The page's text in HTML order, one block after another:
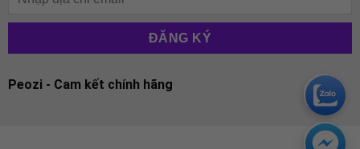
Peozi - Cam kết chính hãng